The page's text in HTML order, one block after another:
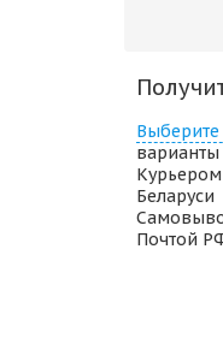
варианты
Курьером
Беларуси
Почтой